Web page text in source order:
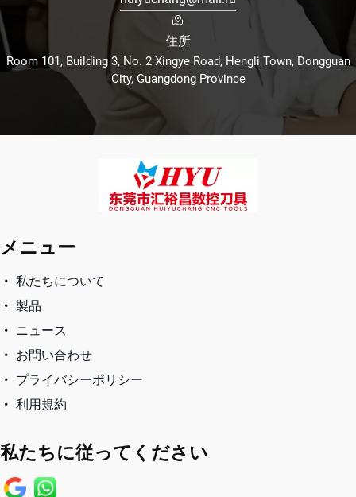
住所
Room 101, Building 3, No. 2 Xingye Road, Hengli Town, Dongguan
City, Guangdong Province
メニュー
私たちについて
製品
ニュース
お問い合わせ
プライバシーポリシー
利用規約
私たちに従ってください